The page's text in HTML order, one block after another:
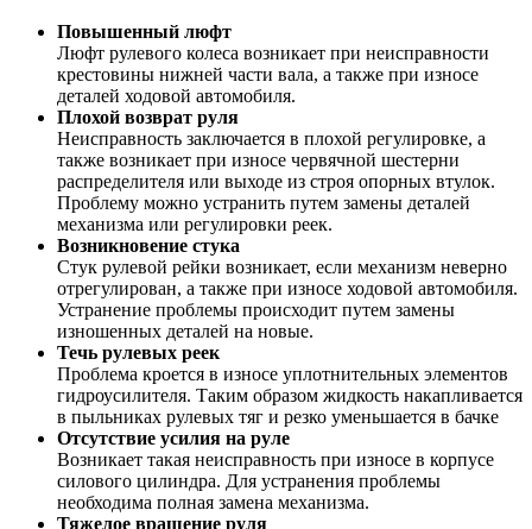
Повышенный люфт
Люфт рулевого колеса возникает при неисправности
крестовины нижней части вала, а также при износе
деталей ходовой автомобиля.
Плохой возврат руля
Неисправность заключается в плохой регулировке, а
также возникает при износе червячной шестерни
распределителя или выходе из строя опорных втулок.
Проблему можно устранить путем замены деталей
механизма или регулировки реек.
Возникновение стука
Стук рулевой рейки возникает, если механизм неверно
отрегулирован, а также при износе ходовой автомобиля.
Устранение проблемы происходит путем замены
изношенных деталей на новые.
Течь рулевых реек
Проблема кроется в износе уплотнительных элементов
гидроусилителя. Таким образом жидкость накапливается
в пыльниках рулевых тяг и резко уменьшается в бачке
Отсутствие усилия на руле
Возникает такая неисправность при износе в корпусе
силового цилиндра. Для устранения проблемы
необходима полная замена механизма.
Тяжелое вращение руля